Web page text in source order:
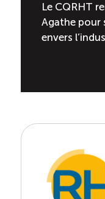
Le CQRHT
Agathe pour
envers